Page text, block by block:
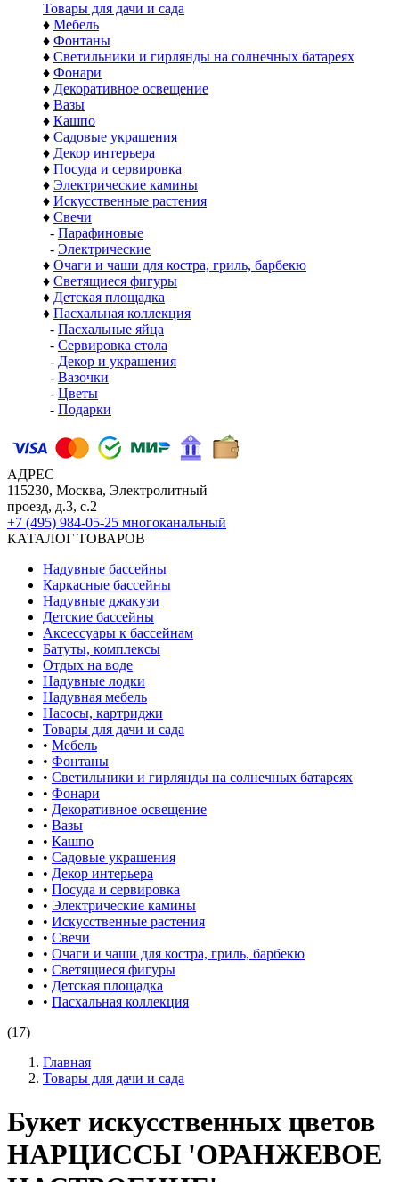
Товары для дачи и сада
♦ Мебель
♦ Фонтаны
♦ Светильники и гирлянды на солнечных батареях
♦ Фонари
♦ Декоративное освещение
♦ Вазы
♦ Кашпо
♦ Садовые украшения
♦ Декор интерьера
♦ Посуда и сервировка
♦ Электрические камины
♦ Искусственные растения
♦ Свечи
- Парафиновые
- Электрические
♦ Очаги и чаши для костра, гриль, барбекю
♦ Светящиеся фигуры
♦ Детская площадка
♦ Пасхальная коллекция
- Пасхальные яйца
- Сервировка стола
- Декор и украшения
- Вазочки
- Цветы
- Подарки
АДРЕС
115230, Москва, Электролитный
проезд, д.3, с.2
+7 (495) 984-05-25 многоканальный
КАТАЛОГ ТОВАРОВ
Надувные бассейны
Каркасные бассейны
Надувные джакузи
Детские бассейны
Аксессуары к бассейнам
Батуты, комплексы
Отдых на воде
Надувные лодки
Надувная мебель
Насосы, картриджи
Товары для дачи и сада
• Мебель
• Фонтаны
• Светильники и гирлянды на солнечных батареях
• Фонари
• Декоративное освещение
• Вазы
• Кашпо
• Садовые украшения
• Декор интерьера
• Посуда и сервировка
• Электрические камины
• Искусственные растения
• Свечи
• Очаги и чаши для костра, гриль, барбекю
• Светящиеся фигуры
• Детская площадка
• Пасхальная коллекция
(17)
Главная
Товары для дачи и сада
Букет искусственных цветов
НАРЦИССЫ 'ОРАНЖЕВОЕ